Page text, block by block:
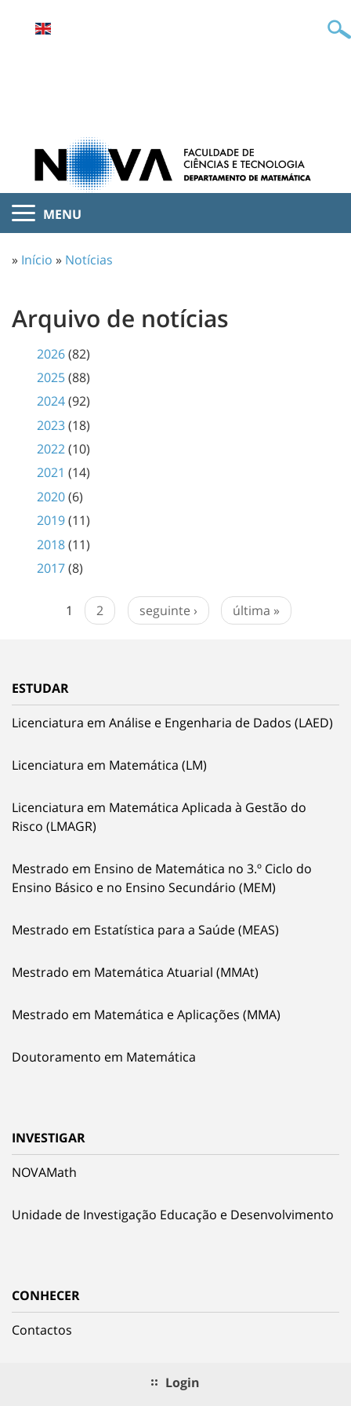
MENU
» Início » Notícias
Arquivo de notícias
2026(82)
2025(88)
2024(92)
2023(18)
2022(10)
2021 (14)
2020(6)
2019(11)
2018(11)
2017(8)
1 2 seguinte › última »
ESTUDAR
Licenciatura em Análise e Engenharia de Dados (LAED)
Licenciatura em Matemática (LM)
Licenciatura em Matemática Aplicada à Gestão do
Risco (LMAGR)
Mestrado em Ensino de Matemática no 3.º Ciclo do
Ensino Básico e no Ensino Secundário (MEM)
Mestrado em Estatística para a Saúde (MEAS)
Mestrado em Matemática Atuarial (MMAt)
Mestrado em Matemática e Aplicações (MMA)
Doutoramento em Matemática
INVESTIGAR
NOVAMath
Unidade de Investigação Educação e Desenvolvimento
CONHECER
Contactos
Login